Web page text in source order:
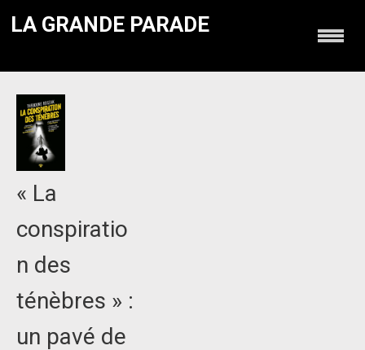
LA GRANDE PARADE
« La
conspiratio
n des
ténèbres » :
un pavé de